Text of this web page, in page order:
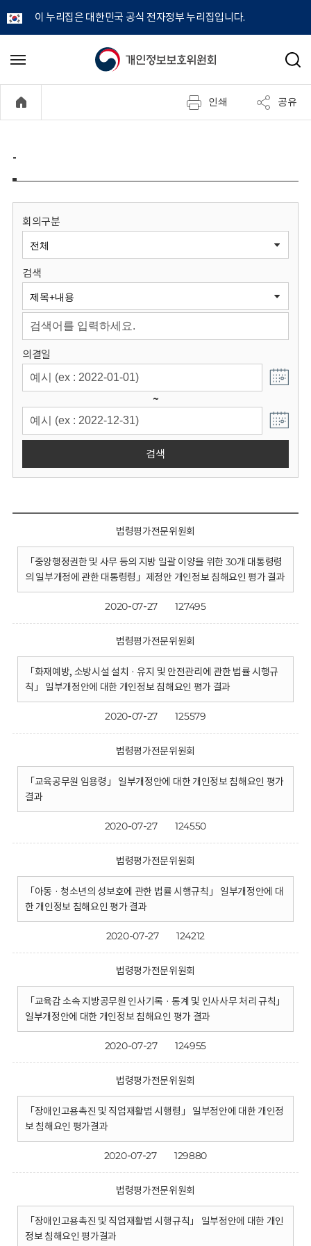
이 누리집은 대한민국 공식 전자정부 누리집입니다.
개
정
보
원
회
메
기
검
인쇄 공유
-
회의구분
검색
의결일
~
검색
법령평가전문위원회
「중앙행정권한 및 사무 등의 지방 일괄 이양을 위한 30개 대통령령
의 일부개정에 관한 대통령령」제정안 개인정보 침해요인 평가 결과
2020-07-27 127495
법령평가전문위원회
「화재예방, 소방시설 설치 · 유지 및 안전관리에 관한 법률 시행규
칙」 일부개정안에 대한 개인정보 침해요인 평가 결과
2020-07-27 125579
법령평가전문위원회
「교육공무원 임용령」 일부개정안에 대한 개인정보 침해요인 평가
결과
2020-07-27 124550
법령평가전문위원회
「아동 · 청소년의 성보호에 관한 법률 시행규칙」 일부개정안에 대
한 개인정보 침해요인 평가 결과
2020-07-27 124212
법령평가전문위원회
「교육감 소속 지방공무원 인사기록 · 통계 및 인사사무 처리 규칙」
일부개정안에 대한 개인정보 침해요인 평가 결과
2020-07-27 124955
법령평가전문위원회
「장애인고용촉진 및 직업재활법 시행령」 일부정안에 대한 개인정
보 침해요인 평가결과
2020-07-27 129880
법령평가전문위원회
「장애인고용촉진 및 직업재활법 시행규칙」 일부정안에 대한 개인
정보 침해요인 평가결과